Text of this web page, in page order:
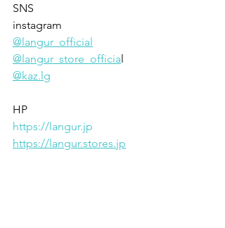
SNS
instagram
@langur_official
@langur_store_official
@kaz.lg
HP
https://langur.jp
https://langur.stores.jp